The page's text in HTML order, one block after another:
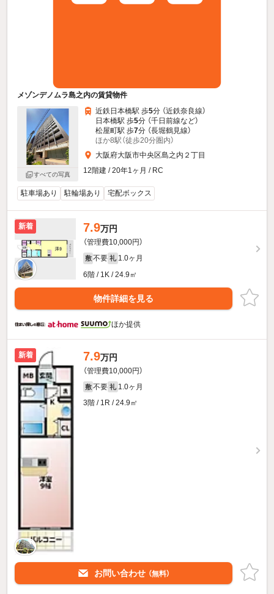
メゾンデノムラ島之内の賃貸物件
すべての写真
近鉄日本橋駅 歩5分 （近鉄奈良線）
日本橋駅 歩5分 （千日前線など）
松屋町駅 歩7分 （長堀鶴見線）
ほか8駅（徒歩20分圏内）
大阪府大阪市中央区島之内２丁目
12階建 / 20年1ヶ月 / RC
駐車場あり 駐輪場あり 宅配ボックス
新着 7.9万円
（管理費10,000円）
敷 不要 礼 1.0ヶ月
6階 / 1K / 24.9㎡
物件詳細を見る
ほか提供
新着 7.9万円
（管理費10,000円）
敷 不要 礼 1.0ヶ月
3階 / 1R / 24.9㎡
お問い合わせ （無料）